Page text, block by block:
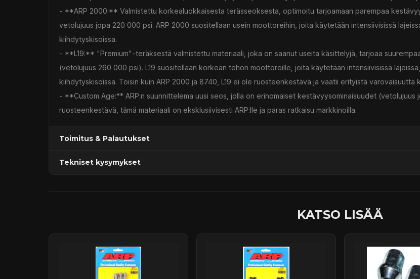
- **ARP 2000:** Valmistettu korkealuokkaisesta terässeoksesta, optimoitu tarjoamaan parempaa
vetolujuus jopa 220 000 psi. ARP 2000 suositellaan usein moottoreihin, joita käytetään intensiivisissä
kiihdytyskisoissa.
- **L19:** "Premium"-teräksestä valmistettu materiaali, joka on saanut useita käsittelyjä, tarjoaa
(vetolujuus 260 000 psi). L19 suositellaan korkean tehon moottoreille, joita käytetään intensiivisissä
kiihdytyskisoissa. Toisin kuin ARP 2000 ja 8740, L19 ei ole ruosteenkestävä ja vaatii erityistä varovaisuutta
- **Custom Age:** ARP:n suunnittelema uusi seos, jolla on erinomaiset kestävyysominaisuudet (vetolujuus
ruosteenkestävä, tämä materiaali on eksklusiivisesti ARP:lle ja paras ratkaisu markkinoilla.
Toimitus & Palautukset
Tekniset kysymykset
KATSO LISÄÄ